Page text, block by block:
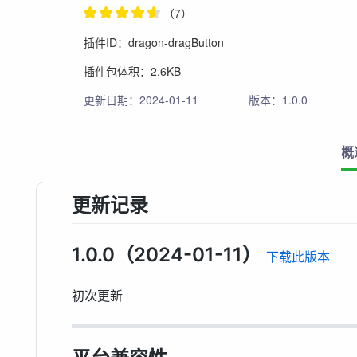
（7）
插件ID：dragon-dragButton
插件包体积：2.6KB
更新日期：2024-01-11
版本：1.0.0
概
更新记录
1.0.0（2024-01-11） 下载此版本
初次更新